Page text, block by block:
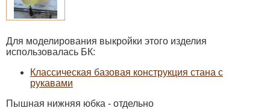
Для моделирования выкройки этого изделия
использовалась БК:
Классическая базовая конструкция стана с
рукавами
Пышная нижняя юбка - отдельно